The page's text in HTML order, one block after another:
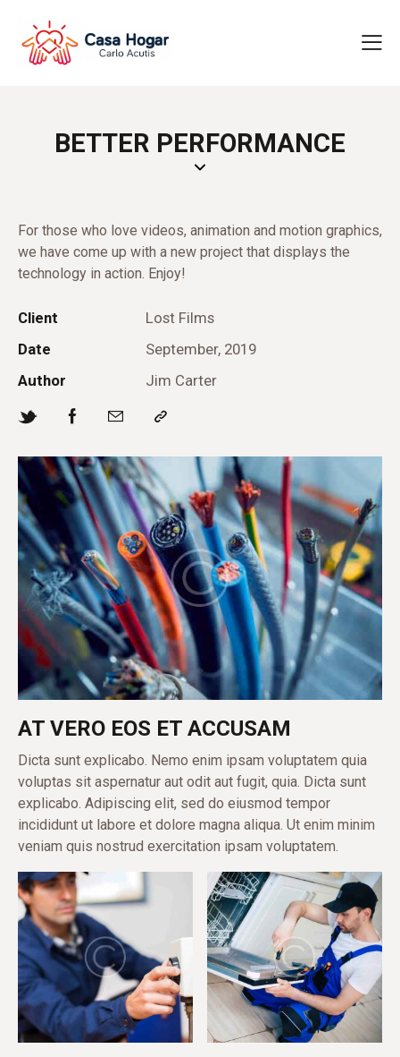
BETTER PERFORMANCE
AT VERO EOS ET ACCUSAM
Dicta sunt explicabo. Nemo enim ipsam voluptatem quia
voluptas sit aspernatur aut odit aut fugit, quia. Dicta sunt
explicabo. Adipiscing elit, sed do eiusmod tempor
incididunt ut labore et dolore magna aliqua. Ut enim minim
veniam quis nostrud exercitation ipsam voluptatem.
For those who love videos, animation and motion graphics,
we have come up with a new project that displays the
technology in action. Enjoy!
Client
Lost Films
Date
September, 2019
Author
Jim Carter